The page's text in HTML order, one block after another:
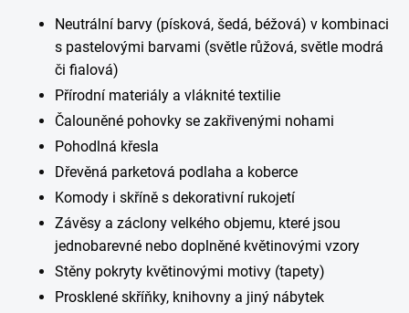
Neutrální barvy (písková, šedá, béžová) v kombinaci
s pastelovými barvami (světle růžová, světle modrá
či fialová)
Přírodní materiály a vláknité textilie
Čalouněné pohovky se zakřivenými nohami
Pohodlná křesla
Dřevěná parketová podlaha a koberce
Komody i skříně s dekorativní rukojetí
Závěsy a záclony velkého objemu, které jsou
jednobarevné nebo doplněné květinovými vzory
Stěny pokryty květinovými motivy (tapety)
Prosklené skříňky, knihovny a jiný nábytek